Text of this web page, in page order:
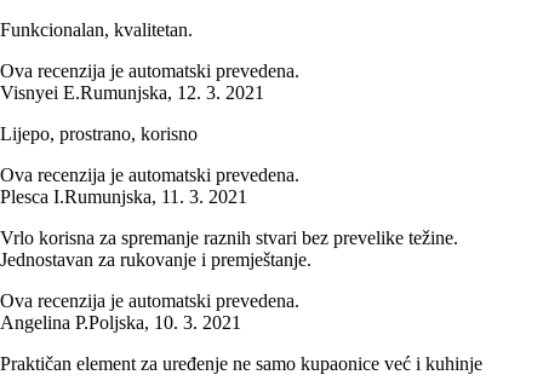
Funkcionalan, kvalitetan.
Ova recenzija je automatski prevedena.
Visnyei E.Rumunjska, 12. 3. 2021
Lijepo, prostrano, korisno
Ova recenzija je automatski prevedena.
Plesca I.Rumunjska, 11. 3. 2021
Vrlo korisna za spremanje raznih stvari bez prevelike težine.
Jednostavan za rukovanje i premještanje.
Ova recenzija je automatski prevedena.
Angelina P.Poljska, 10. 3. 2021
Praktičan element za uređenje ne samo kupaonice već i kuhinje